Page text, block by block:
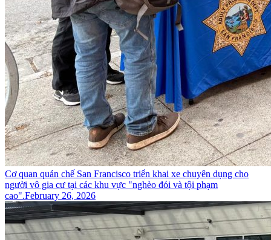
Cơ quan quản chế San Francisco triển khai xe chuyên dụng cho
người vô gia cư tại các khu vực "nghèo đói và tội phạm
cao".February 26, 2026